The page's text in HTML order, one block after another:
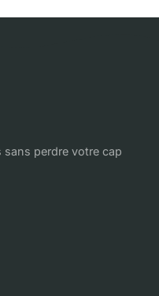
perdre votre cap